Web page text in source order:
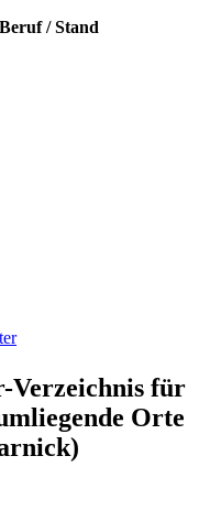
Beruf / Stand
Verzeichnis für
Orte